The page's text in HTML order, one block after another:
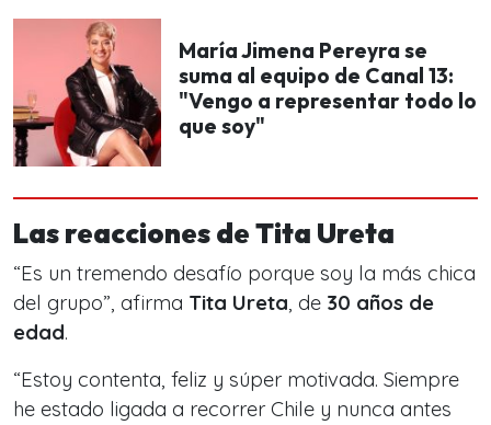
María Jimena Pereyra se
suma al equipo de Canal 13:
"Vengo a representar todo lo
que soy"
Las reacciones de Tita Ureta
“Es un tremendo desafío porque soy la más chica
del grupo”, afirma Tita Ureta, de 30 años de
edad.
“Estoy contenta, feliz y súper motivada. Siempre
he estado ligada a recorrer Chile y nunca antes